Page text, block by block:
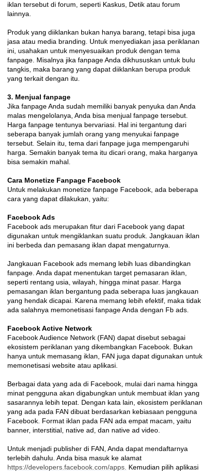
iklan tersebut di forum, seperti Kaskus, Detik atau forum
lainnya.
Produk yang diiklankan bukan hanya barang, tetapi bisa juga
jasa atau media branding. Untuk menyediakan jasa periklanan
ini, usahakan untuk menyesuaikan produk dengan tema
fanpage. Misalnya jika fanpage Anda dikhususkan untuk bulu
tangkis, maka barang yang dapat diiklankan berupa produk
yang terkait dengan itu.
3. Menjual fanpage
Jika fanpage Anda sudah memiliki banyak penyuka dan Anda
malas mengelolanya, Anda bisa menjual fanpage tersebut.
Harga fanpage tentunya bervariasi. Hal ini tergantung dari
seberapa banyak jumlah orang yang menyukai fanpage
tersebut. Selain itu, tema dari fanpage juga mempengaruhi
harga. Semakin banyak tema itu dicari orang, maka harganya
bisa semakin mahal.
Cara Monetize Fanpage Facebook
Untuk melakukan monetize fanpage Facebook, ada beberapa
cara yang dapat dilakukan, yaitu:
Facebook Ads
Facebook ads merupakan fitur dari Facebook yang dapat
digunakan untuk mengiklankan suatu produk. Jangkauan iklan
ini berbeda dan pemasang iklan dapat mengaturnya.
Jangkauan Facebook ads memang lebih luas dibandingkan
fanpage. Anda dapat menentukan target pemasaran iklan,
seperti rentang usia, wilayah, hingga minat pasar. Harga
pemasangan iklan bergantung pada seberapa luas jangkauan
yang hendak dicapai. Karena memang lebih efektif, maka tidak
ada salahnya memonetisasi fanpage Anda dengan Fb ads.
Facebook Active Network
Facebook Audience Network (FAN) dapat disebut sebagai
ekosistem periklanan yang dikembangkan Facebook. Bukan
hanya untuk memasang iklan, FAN juga dapat digunakan untuk
memonetisasi website atau aplikasi.
Berbagai data yang ada di Facebook, mulai dari nama hingga
minat pengguna akan digabungkan untuk membuat iklan yang
sasarannya lebih tepat. Dengan kata lain, ekosistem periklanan
yang ada pada FAN dibuat berdasarkan kebiasaan pengguna
Facebook. Format iklan pada FAN ada empat macam, yaitu
banner, interstitial, native ad, dan native ad video.
Untuk menjadi publisher di FAN, Anda dapat mendaftarnya
terlebih dahulu. Anda bisa masuk ke alamat
https://developers.facebook.com/apps. Kemudian pilih aplikasi